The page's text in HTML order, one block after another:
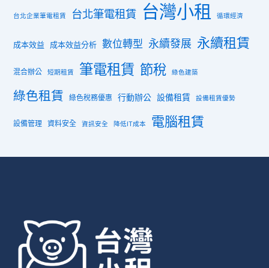
台北企業筆電租賃 台北筆電租賃 台灣小租 循環經濟
成本效益 成本效益分析 數位轉型 永續發展 永續租賃
混合辦公 短期租賃 筆電租賃 節稅 綠色建築
綠色租賃 綠色稅務優惠 行動辦公 設備租賃 設備租賃優勢
設備管理 資料安全 資訊安全 降低IT成本 電腦租賃